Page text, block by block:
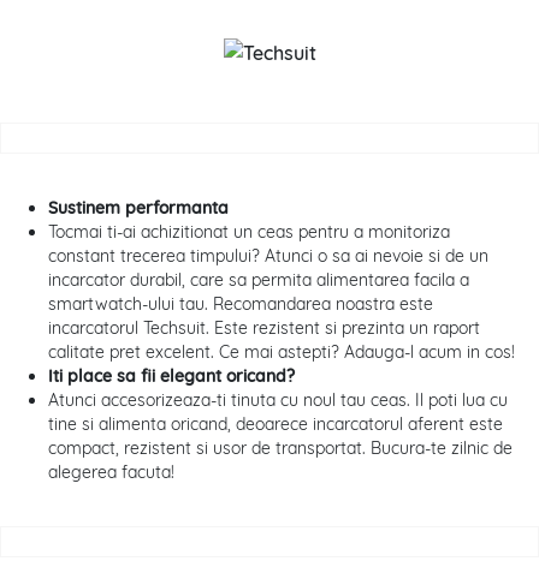
Sustinem performanta
Tocmai ti-ai achizitionat un ceas pentru a monitoriza
constant trecerea timpului? Atunci o sa ai nevoie si de un
incarcator durabil, care sa permita alimentarea facila a
smartwatch-ului tau. Recomandarea noastra este
incarcatorul Techsuit. Este rezistent si prezinta un raport
calitate pret excelent. Ce mai astepti? Adauga-l acum in cos!
Iti place sa fii elegant oricand?
Atunci accesorizeaza-ti tinuta cu noul tau ceas. Il poti lua cu
tine si alimenta oricand, deoarece incarcatorul aferent este
compact, rezistent si usor de transportat. Bucura-te zilnic de
alegerea facuta!